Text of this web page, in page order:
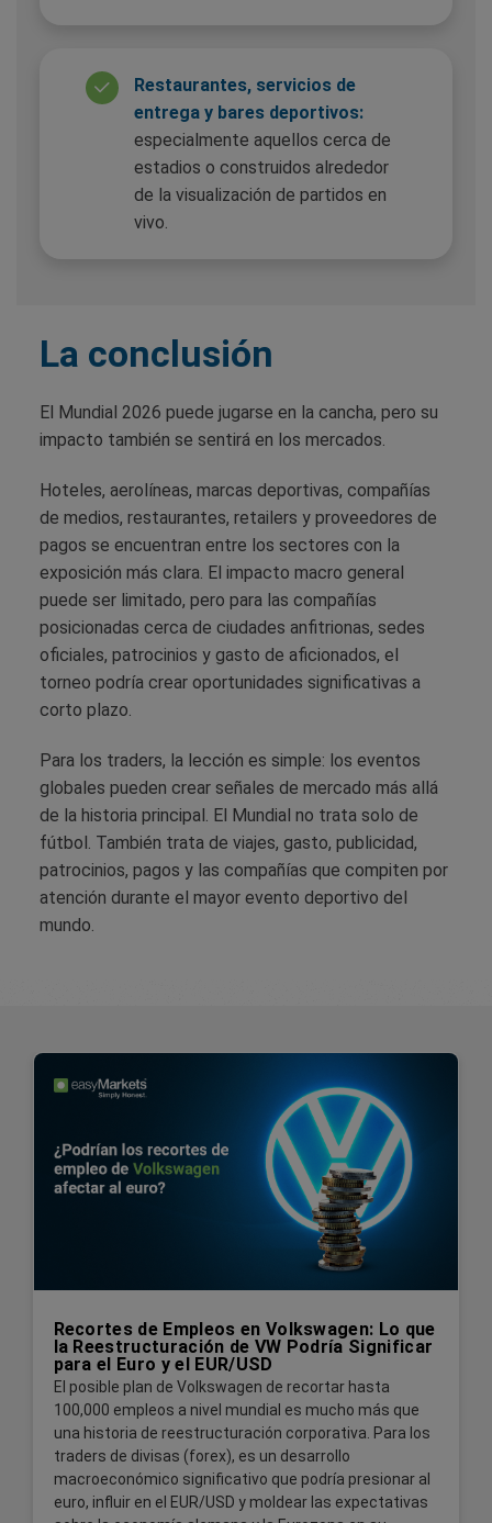
Restaurantes, servicios de
entrega y bares deportivos:
especialmente aquellos cerca de
estadios o construidos alrededor
de la visualización de partidos en
vivo.
La conclusión
El Mundial 2026 puede jugarse en la cancha, pero su
impacto también se sentirá en los mercados.
Hoteles, aerolíneas, marcas deportivas, compañías
de medios, restaurantes, retailers y proveedores de
pagos se encuentran entre los sectores con la
exposición más clara. El impacto macro general
puede ser limitado, pero para las compañías
posicionadas cerca de ciudades anfitrionas, sedes
oficiales, patrocinios y gasto de aficionados, el
torneo podría crear oportunidades significativas a
corto plazo.
Para los traders, la lección es simple: los eventos
globales pueden crear señales de mercado más allá
de la historia principal. El Mundial no trata solo de
fútbol. También trata de viajes, gasto, publicidad,
patrocinios, pagos y las compañías que compiten por
atención durante el mayor evento deportivo del
mundo.
Recortes de Empleos en Volkswagen: Lo que
la Reestructuración de VW Podría Significar
para el Euro y el EUR/USD
El posible plan de Volkswagen de recortar hasta
100,000 empleos a nivel mundial es mucho más que
una historia de reestructuración corporativa. Para los
traders de divisas (forex), es un desarrollo
macroeconómico significativo que podría presionar al
euro, influir en el EUR/USD y moldear las expectativas